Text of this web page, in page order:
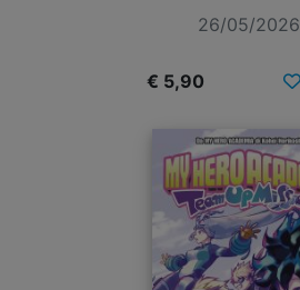
26/05/2026
€ 5,90